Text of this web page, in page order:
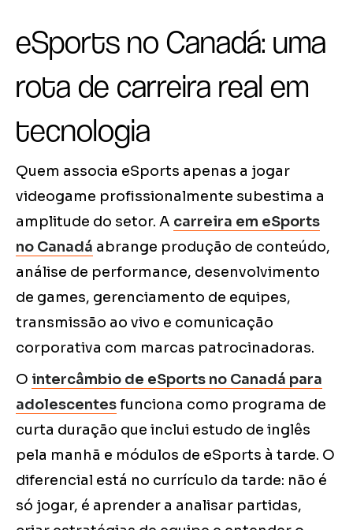
eSports no Canadá: uma
rota de carreira real em
tecnologia
Quem associa eSports apenas a jogar
videogame profissionalmente subestima a
amplitude do setor. A carreira em eSports
no Canadá abrange produção de conteúdo,
análise de performance, desenvolvimento
de games, gerenciamento de equipes,
transmissão ao vivo e comunicação
corporativa com marcas patrocinadoras.
O intercâmbio de eSports no Canadá para
adolescentesfunciona como programa de
curta duração que inclui estudo de inglês
pela manhã e módulos de eSports à tarde. O
diferencial está no currículo da tarde: não é
só jogar, é aprender a analisar partidas,